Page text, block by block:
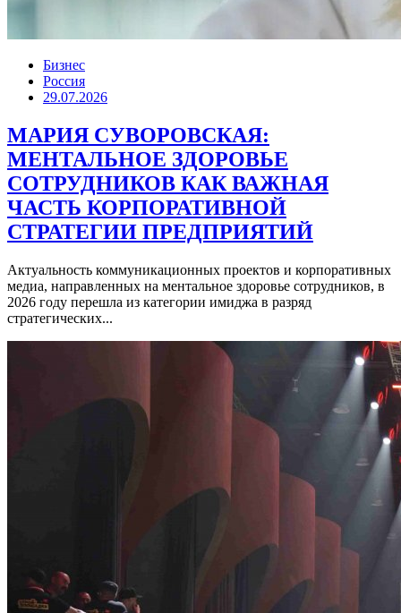
Бизнес
Россия
29.07.2026
МАРИЯ СУВОРОВСКАЯ:
МЕНТАЛЬНОЕ ЗДОРОВЬЕ
СОТРУДНИКОВ КАК ВАЖНАЯ
ЧАСТЬ КОРПОРАТИВНОЙ
СТРАТЕГИИ ПРЕДПРИЯТИЙ
Актуальность коммуникационных проектов и корпоративных
медиа, направленных на ментальное здоровье сотрудников, в
2026 году перешла из категории имиджа в разряд
стратегических...